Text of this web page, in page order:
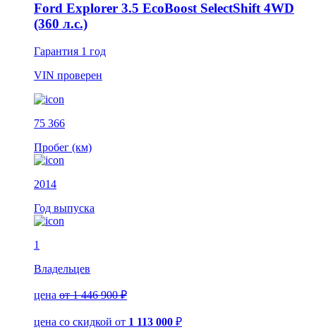
Ford Explorer 3.5 EcoBoost SelectShift 4WD
(360 л.с.)
Гарантия 1 год
VIN проверен
75 366
Пробег (км)
2014
Год выпуска
1
Владельцев
цена от 1 446 900 ₽
цена со скидкой от 1 113 000 ₽